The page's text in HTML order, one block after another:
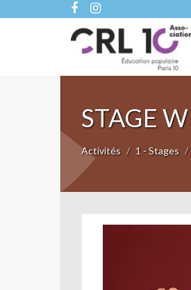
STAGE
Activités 1 - Stages